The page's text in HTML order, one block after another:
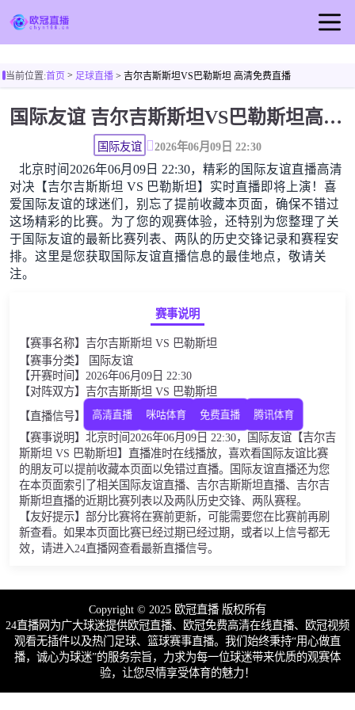
足球直播
欧冠视频
欧冠新闻
当前位置:首页> 足球直播> 吉尔吉斯斯坦VS巴勒斯坦 高清免费直播
国际友谊 吉尔吉斯斯坦VS巴勒斯坦高清直播免费观看
国际友谊 2026年06月09日 22:30
北京时间2026年06月09日 22:30，精彩的国际友谊直播高清
对决【吉尔吉斯斯坦 VS 巴勒斯坦】实时直播即将上演！喜
爱国际友谊的球迷们，别忘了提前收藏本页面，确保不错过
这场精彩的比赛。为了您的观赛体验，还特别为您整理了关
于国际友谊的最新比赛列表、两队的历史交锋记录和赛程安
排。这里是您获取国际友谊直播信息的最佳地点，敬请关
注。
赛事说明
【赛事名称】吉尔吉斯斯坦 VS 巴勒斯坦
【赛事分类】 国际友谊
【开赛时间】2026年06月09日 22:30
【对阵双方】吉尔吉斯斯坦 VS 巴勒斯坦
【直播信号】
高清直播 咪咕体育 免费直播 腾讯体育
【赛事说明】北京时间2026年06月09日 22:30，国际友谊【吉尔吉
斯斯坦 VS 巴勒斯坦】直播准时在线播放，喜欢看国际友谊比赛
的朋友可以提前收藏本页面以免错过直播。国际友谊直播还为您
在本页面索引了相关国际友谊直播、吉尔吉斯斯坦直播、吉尔吉
斯斯坦直播的近期比赛列表以及两队历史交锋、两队赛程。
【友好提示】部分比赛将在赛前更新，可能需要您在比赛前再刷
新查看。如果本页面比赛已经过期已经过期，或者以上信号都无
效，请进入24直播网查看最新直播信号。
Copyright © 2025 欧冠直播 版权所有
24直播网为广大球迷提供欧冠直播、欧冠免费高清在线直播、欧冠视频
观看无插件以及热门足球、篮球赛事直播。我们始终秉持“用心做直
播，诚心为球迷”的服务宗旨，力求为每一位球迷带来优质的观赛体
验，让您尽情享受体育的魅力！